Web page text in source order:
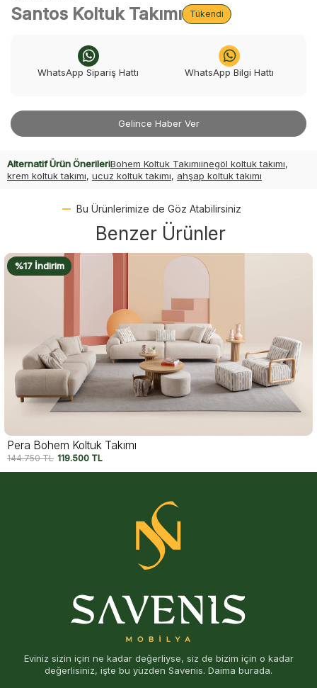
Santos Koltuk Takımı Tükendi
WhatsApp Sipariş Hattı WhatsApp Bilgi Hattı
Gelince Haber Ver
Alternatif Ürün ÖnerileriBohem Koltuk Takımıinegöl koltuk takımı,
krem koltuk takımı, ucuz koltuk takımı, ahşap koltuk takımı
Bu Ürünlerimize de Göz Atabilirsiniz
Benzer Ürünler
%17 İndirim
Pera Bohem Koltuk Takımı
144.750TL 119.500 TL
Eviniz sizin için ne kadar değerliyse, siz de bizim için o kadar
değerlisiniz, işte bu yüzden Savenis. Daima burada.